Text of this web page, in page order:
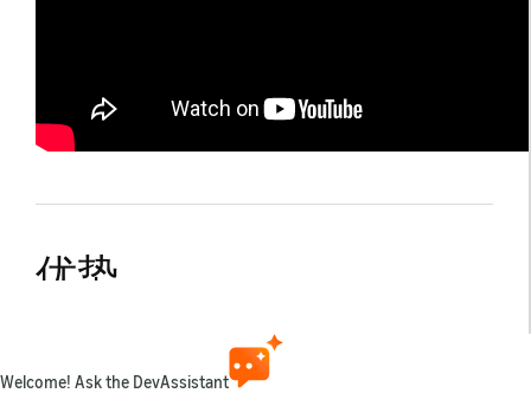
优势
如果您有资格参与该计划，则您赚取自亚马逊应用商店
的所有收入的分成将提高至80/20。此外，您还可以获
得相当于您的应用在亚马逊设备上收入10%的亚马逊云
Welcome! Ask the DevAssistant